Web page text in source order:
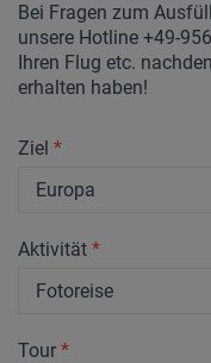
Bei Fragen zum
unsere Hotline +49-
Ihren Flug etc.
erhalten haben!
Ziel *
Aktivität *
Tour *